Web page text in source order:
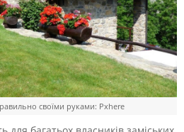
своїми руками: Pxhere